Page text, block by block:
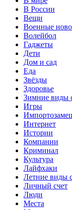
В России
Вещи
Военные
Волейбол
Гаджеты
Дети
Дом и сад
Еда
Звёзды
Здоровье
Зимние виды
Игры
Интернет
Истории
Компании
Криминал
Культура
Лайфхаки
Летние виды
Личный счет
Люди
Места